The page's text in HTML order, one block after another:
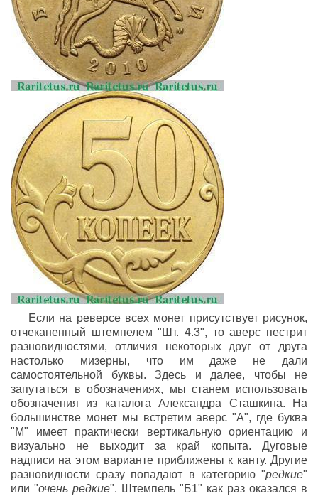
Если на реверсе всех монет присутствует рисунок,
отчеканенный штемпелем "Шт. 4.3", то аверс пестрит
разновидностями, отличия некоторых друг от друга
настолько мизерны, что им даже не дали
самостоятельной буквы. Здесь и далее, чтобы не
запутаться в обозначениях, мы станем использовать
обозначения из каталога Александра Сташкина. На
большинстве монет мы встретим аверс "А", где буква
"М" имеет практически вертикальную ориентацию и
визуально не выходит за край копыта. Дуговые
надписи на этом варианте приближены к канту. Другие
разновидности сразу попадают в категорию "редкие"
или "очень редкие". Штемпель "Б1" как раз оказался в